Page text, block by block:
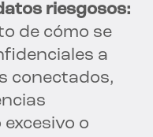
riesgosos:
de cómo se
a
conectados,
o